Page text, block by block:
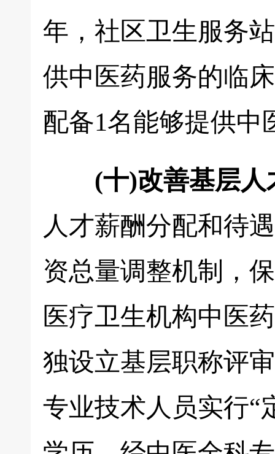
年，社区卫生服务
供中医药服务的临
配备1名能够提供中
(十)改善基层
人才薪酬分配和待
资总量调整机制，
医疗卫生机构中医
独设立基层职称评
专业技术人员实行“